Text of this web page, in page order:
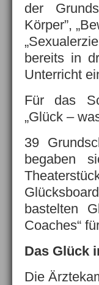
der
Körper”,
bereits in
Unterricht
Für das
„Glück –
39
begaben
bastelten
Coaches“
Das Glück
Die